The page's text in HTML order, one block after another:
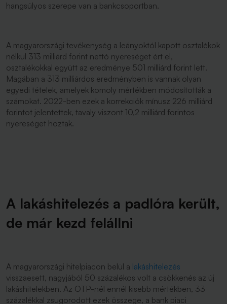
hangsúlyos szerepe van a bankcsoportban.
A magyarországi tevékenység a leányoktól kapott osztalékok
nélkül 313 milliárd forint nettó nyereséget ért el,
osztalékokkal együtt az eredménye 501 milliárd forint lett.
Magában a 313 milliárdos eredményben is vannak olyan
egyedi tételek, amelyek komoly mértékben módosították a
számokat. 2022-ben ezek a korrekciók mínusz 226 milliárd
forintot jelentettek, tavaly viszont 10,2 milliárd forintos
nyereséget hoztak.
A lakáshitelezés a padlóra került,
de már kezd felállni
A magyarországi hitelpiacon belül a lakáshitelezés
visszaesett, nagyjából 50 százalékos volt a csökkenés az új
lakáshitelekben. Az OTP-nél ennél kisebb mértékben, 33
százalékkal zsugorodott ezek összege, a bank piaci